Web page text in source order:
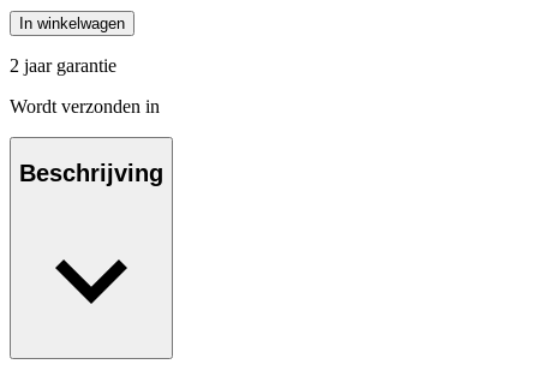
In winkelwagen
2 jaar garantie
Wordt verzonden in
Beschrijving